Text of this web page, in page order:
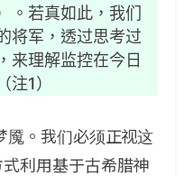
。若真如此，我们
将军 ，透过思考过
来理解监控在今日
注1）
魇。我们必须正视这
利用基于古希腊神